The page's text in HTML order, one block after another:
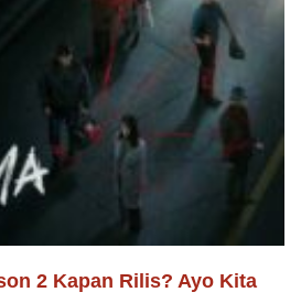
2 Kapan Rilis? Ayo Kita